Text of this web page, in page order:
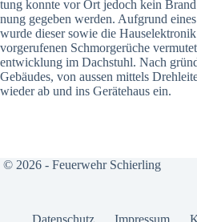
tung konn­te vor Ort jedoch kein
nung gege­ben wer­den. Auf­grund
wur­de die­ser sowie die
vor­ge­ru­fe­nen Schmor­ge­rü­che
ent­wick­lung im Dach­stuhl. Nach
Gebäu­des, von aus­sen mit­tels
wie­der ab und ins Gerä­te­haus ein.
© 2026 - Feuerwehr Schierling
Daten­schutz Impres­sum